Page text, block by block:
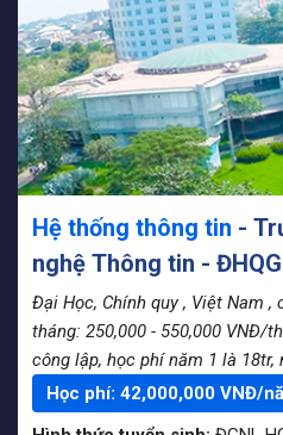
Hệ thống thông tin -
nghệ Thông tin -
Đại Học, Chính quy , Việt Nam ,
tháng: 250,000 - 550,000 VNĐ/
công lập, học phí năm 1 là 18tr,
năm 4 là 24tr
Học phí: 42,000,000 VNĐ/